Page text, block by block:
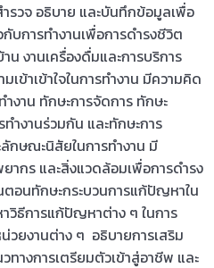
รวจ อธิบาย และบันทึกข้อมูลเพื่อ
บการทำงานเพื่อการดำรงชีวิต
งานเครื่องดื่มและการบริการ
เข้าเข้าใจในการทำงาน มีความคิด
งาน ทักษะการจัดการ ทักษะ
ำงานร่วมกัน และทักษะการ
กษณะนิสัยในการทำงาน มี
ากร และสิ่งแวดล้อมเพื่อการดำรง
อนทักษะกระบวนการแก้ปัญหาใน
วิธีการแก้ปัญหาต่าง ๆ ในการ
วยงานต่าง ๆ อธิบายการเสริม
ทางการเตรียมตัวเข้าสู่อาชีพ และ